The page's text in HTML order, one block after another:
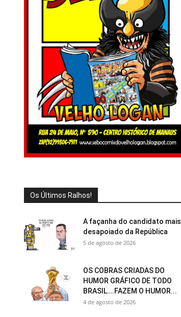
Os Últimos Ralhos!
A façanha do candidato mais
desapoiado da República
5 de agosto de 2026
OS COBRAS CRIADAS DO
HUMOR GRÁFICO DE TODO
BRASIL….FAZEM O HUMOR...
4 de agosto de 2026